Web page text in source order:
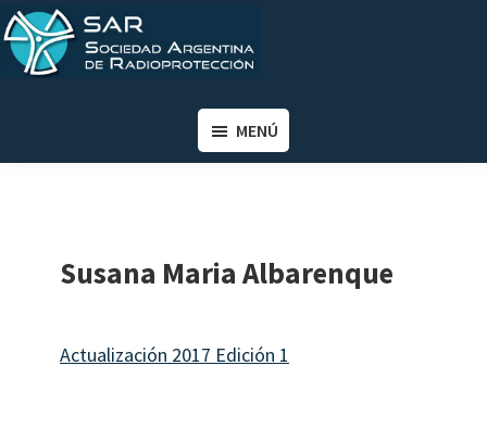
Saltar
al
contenido
Saltar
al
de
MENÚ
Susana Maria Albarenque
Actualización 2017 Edición 1